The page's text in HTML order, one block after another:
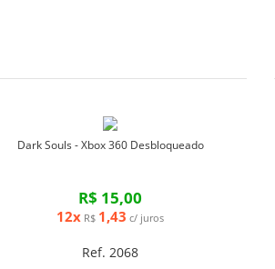
Dark Souls - Xbox 360 Desbloqueado
R$ 15,00
12x R$ 1,43 c/ juros
Ref. 2068